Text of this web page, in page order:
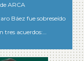
ARCA
Báez fue sobreseído
acuerdos:…